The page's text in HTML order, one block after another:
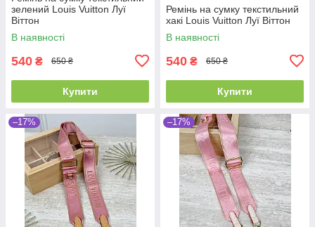
зелений Louis Vuitton Луї
Віттон
В наявності
540 ₴ 650 ₴
Купити
Ремінь на сумку текстильний
хакі Louis Vuitton Луї Віттон
В наявності
540 ₴ 650 ₴
Купити
–17% –17%